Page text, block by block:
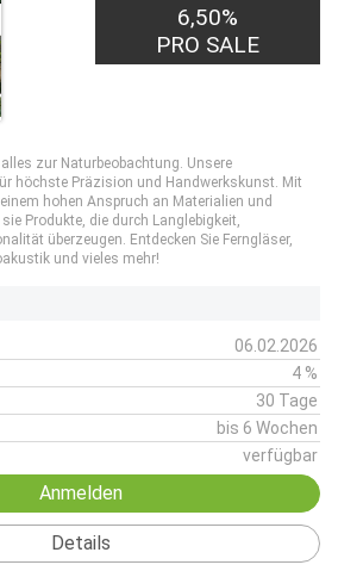
6,50%
PRO SALE
zur Naturbeobachtung. Unsere
höchste Präzision und Handwerkskunst. Mit
hohen Anspruch an Materialien und
Produkte, die durch Langlebigkeit,
überzeugen. Entdecken Sie Ferngläser,
und vieles mehr!
06.02.2026
4 %
30 Tage
bis 6 Wochen
verfügbar
Anmelden
Details